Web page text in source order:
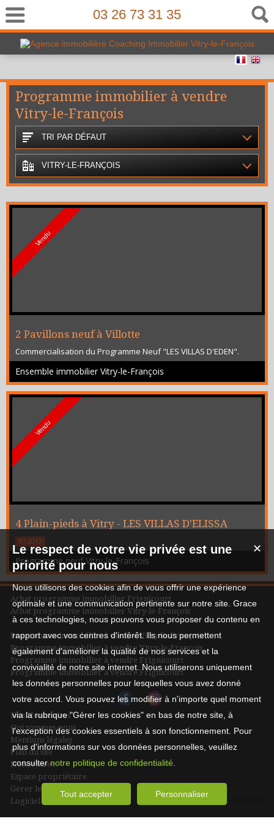
03 26 73 31 35
Programme immobilier à vendre
Vitry-le-François
TRI PAR DÉFAUT
VITRY-LE-FRANÇOIS
Vendu
2 Pavillons neuf à Villotte
Commercialisation du Programme Neuf "LES VILLAS D'EDEN".
Dépêchez-vous il n'y a plus qu'un pavillon disponible de suite
(déjà construit), - 1 pavillon de 3 chambres Livré clé en main,
aucuns travaux à prévoir. Frais de Notaire RÉDUITS (5.800€)
Ensemble immobilier Vitry-le-François
Vendu
4 Plain-pieds à Vitry - LES VILLAS D'ELISSA
RT-2012
4 Pavillons Neufs. EXCLUSIVITÉ - Programme Neuf LES VILLAS
D'ELISSA. Les 4 pavillons sont vendus. Pavillon offrant une
entrée, un séjour/salle à manger ouvert sur une cuisine équipée
desservant une terrasse, 3 chambres avec placards, salle de
bains (douche ou baignoire au choix), wc séparé, et 30m² de
garage et buanderie. Un terrain de 518m². Livré clé en main,
aucuns travaux à ...
Programme neuf Vitry-le-François
Achat programme immobilier Frignicourt
Achat programme immobilier Vitry-le-François
Programme immobilier à vendre Vitry-le-François
Programme immobilier à vendre Vitry-le-François
Programme immobilier à vendre Frignicourt
Programme immobilier à vendre Frignicourt
Nos Honoraires
Qui sommes-nous
Mentions légales
Plan du site
Honoraires
Espace propriétaire
Gérer les cookies
Logiciel de transaction
✕
Le respect de votre vie privée est une
priorité pour nous
Nous utilisons des cookies afin de vous offrir une expérience
optimale et une communication pertinente sur notre site. Grace
à ces technologies, nous pouvons vous proposer du contenu en
rapport avec vos centres d'intérêt. Ils nous permettent
également d'améliorer la qualité de nos services et la
convivialité de notre site internet. Nous utiliserons uniquement
les données personnelles pour lesquelles vous avez donné
votre accord. Vous pouvez les modifier à n'importe quel moment
via la rubrique "Gérer les cookies" en bas de notre site, à
l'exception des cookies essentiels à son fonctionnement. Pour
plus d'informations sur vos données personnelles, veuillez
consulternotre politique de confidentialité
Tout accepter Personnaliser